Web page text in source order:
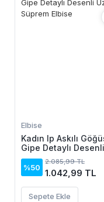
Elbise
Kadın Ip Askılı
Gipe Detaylı Desenli
Uzun Süprem Elbise
%50
2.085,99 TL
1.042,99 TL
Sepete Ekle